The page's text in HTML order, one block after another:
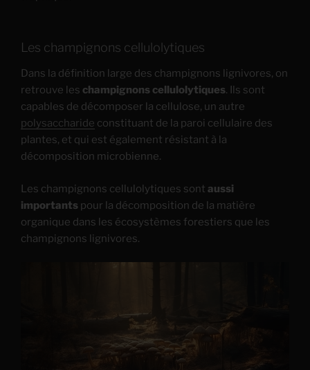
Les champignons cellulolytiques
Dans la définition large des champignons lignivores, on
retrouve les champignons cellulolytiques. Ils sont
capables de décomposer la cellulose, un autre
polysaccharide constituant de la paroi cellulaire des
plantes, et qui est également résistant à la
décomposition microbienne.
Les champignons cellulolytiques sont aussi
importants pour la décomposition de la matière
organique dans les écosystèmes forestiers que les
champignons lignivores.